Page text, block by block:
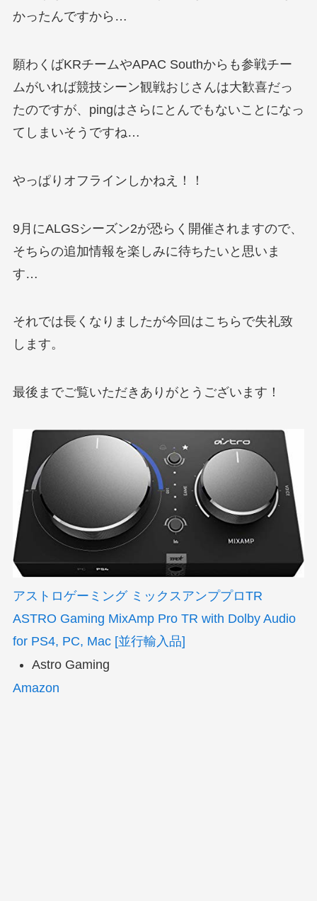
かったんですから…
願わくばKRチームやAPAC Southからも参戦チー
ムがいれば競技シーン観戦おじさんは大歓喜だっ
たのですが、pingはさらにとんでもないことになっ
てしまいそうですね…
やっぱりオフラインしかねえ！！
9月にALGSシーズン2が恐らく開催されますので、
そちらの追加情報を楽しみに待ちたいと思いま
す…
それでは長くなりましたが今回はこちらで失礼致
します。
最後までご覧いただきありがとうございます！
アストロゲーミング ミックスアンププロTR
ASTRO Gaming MixAmp Pro TR with Dolby Audio
for PS4, PC, Mac [並行輸入品]
Astro Gaming
Amazon